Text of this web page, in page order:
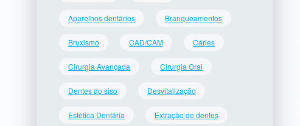
Aparelhos dentários Branqueamentos
Bruxismo CAD/CAM Cáries
Cirurgia Avançada Cirurgia Oral
Dentes do siso Desvitalização
Estética Dentária Extração de dentes